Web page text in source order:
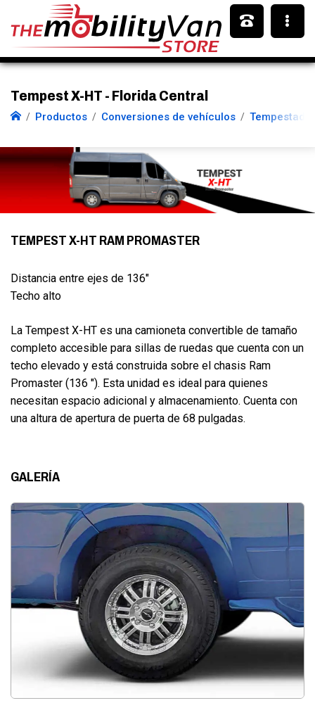
Tempest X-HT - Florida Central
Productos Conversiones de vehículos Tempestad
TEMPEST X-HT RAM PROMASTER
Distancia entre ejes de 136"
Techo alto
La Tempest X-HT es una camioneta convertible de tamaño
completo accesible para sillas de ruedas que cuenta con un
techo elevado y está construida sobre el chasis Ram
Promaster (136 ″). Esta unidad es ideal para quienes
necesitan espacio adicional y almacenamiento. Cuenta con
una altura de apertura de puerta de 68 pulgadas.
GALERÍA